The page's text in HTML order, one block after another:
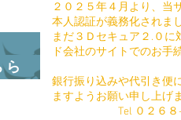
２０２５年４月より、当
本人認証が義務化されまし
まだ３Ｄセキュア２.０
ド会社のサイトでのお手
銀行振り込みや代引き便
ますようお願い申し上げ
Tel ０２６８-２